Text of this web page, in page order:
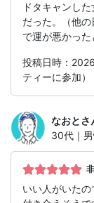
ドタキャンし
だった。（他
で運が悪かった
投稿日時：
ティーに参加）
なおとさ
30代｜
いい人がいたの